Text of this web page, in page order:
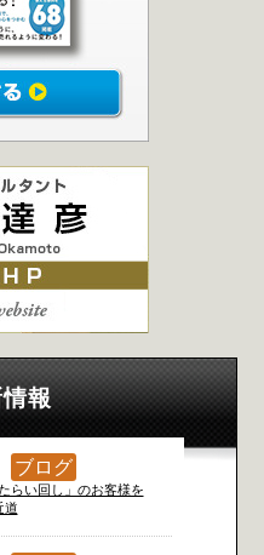
報
ブログ
らい回し」のお客様を
道